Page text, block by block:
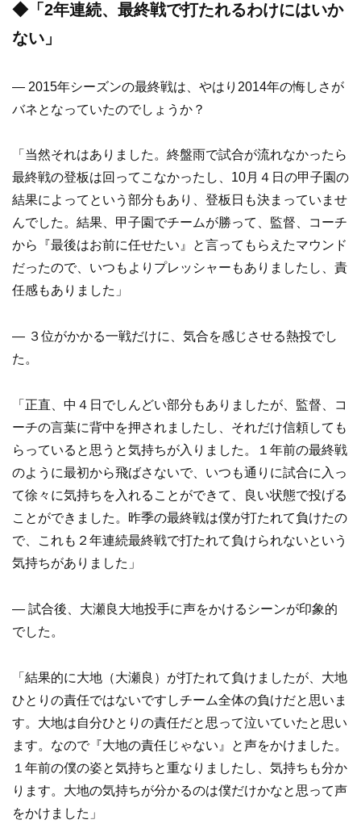
◆「2年連続、最終戦で打たれるわけにはいか
ない」
— 2015年シーズンの最終戦は、やはり2014年の悔しさが
バネとなっていたのでしょうか？
「当然それはありました。終盤雨で試合が流れなかったら
最終戦の登板は回ってこなかったし、10月４日の甲子園の
結果によってという部分もあり、登板日も決まっていませ
んでした。結果、甲子園でチームが勝って、監督、コーチ
から『最後はお前に任せたい』と言ってもらえたマウンド
だったので、いつもよりプレッシャーもありましたし、責
任感もありました」
— ３位がかかる一戦だけに、気合を感じさせる熱投でし
た。
「正直、中４日でしんどい部分もありましたが、監督、コ
ーチの言葉に背中を押されましたし、それだけ信頼しても
らっていると思うと気持ちが入りました。１年前の最終戦
のように最初から飛ばさないで、いつも通りに試合に入っ
て徐々に気持ちを入れることができて、良い状態で投げる
ことができました。昨季の最終戦は僕が打たれて負けたの
で、これも２年連続最終戦で打たれて負けられないという
気持ちがありました」
— 試合後、大瀬良大地投手に声をかけるシーンが印象的
でした。
「結果的に大地（大瀬良）が打たれて負けましたが、大地
ひとりの責任ではないですしチーム全体の負けだと思いま
す。大地は自分ひとりの責任だと思って泣いていたと思い
ます。なので『大地の責任じゃない』と声をかけました。
１年前の僕の姿と気持ちと重なりましたし、気持ちも分か
ります。大地の気持ちが分かるのは僕だけかなと思って声
をかけました」